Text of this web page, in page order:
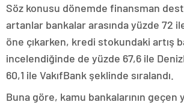
Söz konusu dönemde finansman
artanlar bankalar arasında yüzde 72
öne çıkarken, kredi stokundaki artış
incelendiğinde de yüzde 67,6 ile
60,1 ile VakıfBank şeklinde sıralandı.
Buna göre, kamu bankalarının geçen